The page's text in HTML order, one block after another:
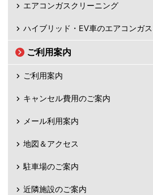
エアコンガスクリーニング
ハイブリッド・EV車のエアコンガ
ご利用案内
ご利用案内
キャンセル費用のご案内
メール利用案内
地図＆アクセス
駐車場のご案内
近隣施設のご案内